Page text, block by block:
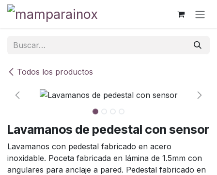
Ir al contenido
Todos los productos
Lavamanos de pedestal con sensor
Lavamanos con pedestal fabricado en acero
inoxidable. Poceta fabricada en lámina de 1.5mm con
angulares para anclaje a pared. Pedestal fabricado en